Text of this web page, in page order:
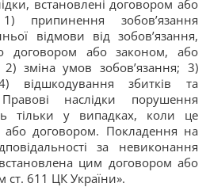
встановлені договором або
припинення зобов’язання
відмови від зобов’язання,
договором або законом, або
2) зміна умов зобов’язання; 3)
відшкодування збитків та
наслідки порушення
тільки у випадках, коли це
або договором. Покладення на
за невиконання
цим договором або
611 ЦК України».